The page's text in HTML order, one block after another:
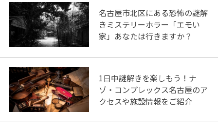
名古屋市北区にある恐怖の謎解
きミステリーホラー「エモい
家」あなたは行きますか？
1日中謎解きを楽しもう！ナ
ゾ・コンプレックス名古屋のア
クセスや施設情報をご紹介